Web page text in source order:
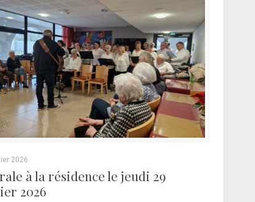
2026
à la résidence le jeudi 29
2026